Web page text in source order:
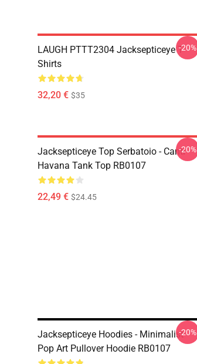
LAUGH PTTT2304 Jacksepticeye T-
Shirts
32,20 € $35
-20%
Jacksepticeye Top Serbatoio - Canti
Havana Tank Top RB0107
22,49 € $24.45
-20%
Jacksepticeye Hoodies - Minimalist
Pop Art Pullover Hoodie RB0107
-20%